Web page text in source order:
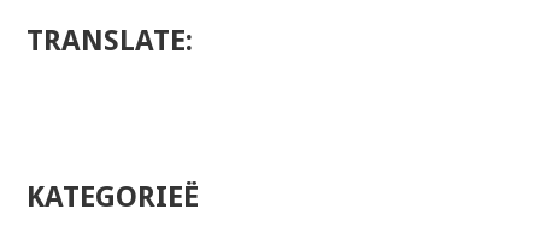
TRANSLATE:
KATEGORIEË